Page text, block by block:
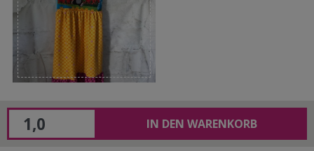
IN DEN WARENKORB